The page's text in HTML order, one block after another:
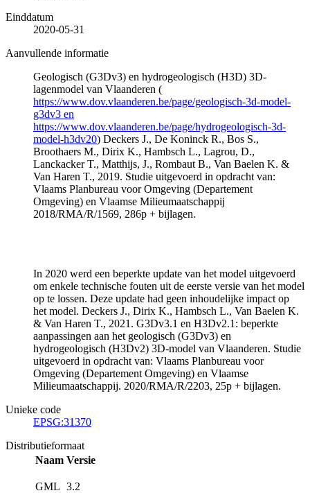
Einddatum
2020-05-31
Aanvullende informatie
Geologisch (G3Dv3) en hydrogeologisch (H3D) 3D-
lagenmodel van Vlaanderen (
https://www.dov.vlaanderen.be/page/geologisch-3d-model-
g3dv3 en
https://www.dov.vlaanderen.be/page/hydrogeologisch-3d-
model-h3dv20) Deckers J., De Koninck R., Bos S.,
Broothaers M., Dirix K., Hambsch L., Lagrou, D.,
Lanckacker T., Matthijs, J., Rombaut B., Van Baelen K. &
Van Haren T., 2019. Studie uitgevoerd in opdracht van:
Vlaams Planbureau voor Omgeving (Departement
Omgeving) en Vlaamse Milieumaatschappij
2018/RMA/R/1569, 286p + bijlagen.
In 2020 werd een beperkte update van het model uitgevoerd
om enkele technische fouten uit de eerste versie van het model
op te lossen. Deze update had geen inhoudelijke impact op
het model. Deckers J., Dirix K., Hambsch L., Van Baelen K.
& Van Haren T., 2021. G3Dv3.1 en H3Dv2.1: beperkte
aanpassingen aan het geologisch (G3Dv3) en
hydrogeologisch (H3Dv2) 3D-model van Vlaanderen. Studie
uitgevoerd in opdracht van: Vlaams Planbureau voor
Omgeving (Departement Omgeving) en Vlaamse
Milieumaatschappij. 2020/RMA/R/2203, 25p + bijlagen.
Unieke code
EPSG:31370
Distributieformaat
Naam Versie
GML 3.2